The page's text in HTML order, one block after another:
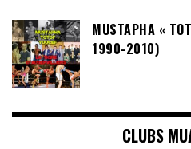
MUSTAPHA «
1990-2010)
CLUBS